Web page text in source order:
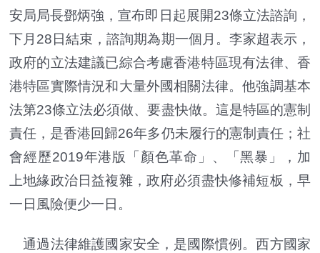
安局局長鄧炳強，宣布即日起展開23條立法諮詢，
下月28日結束，諮詢期為期一個月。李家超表示，
政府的立法建議已綜合考慮香港特區現有法律、香
港特區實際情況和大量外國相關法律。他強調基本
法第23條立法必須做、要盡快做。這是特區的憲制
責任，是香港回歸26年多仍未履行的憲制責任；社
會經歷2019年港版「顏色革命」、「黑暴」，加
上地緣政治日益複雜，政府必須盡快修補短板，早
一日風險便少一日。
通過法律維護國家安全，是國際慣例。西方國家